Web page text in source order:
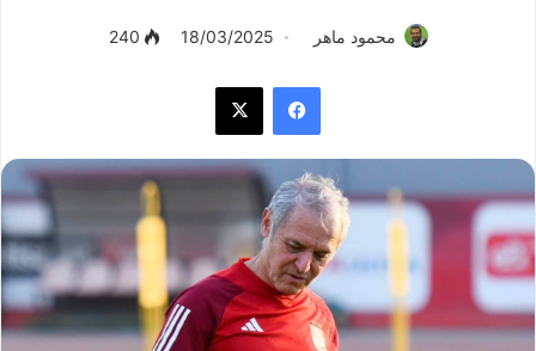
محمود ماهر 18/03/2025
240
فيسبوك